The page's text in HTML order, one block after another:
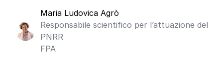
Maria Ludovica Agrò
Responsabile scientifico per l’attuazione del
PNRR
FPA